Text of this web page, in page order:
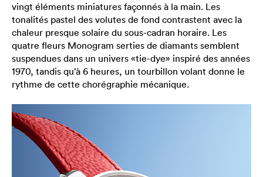
vingt éléments miniatures façonnés à la main. Les
tonalités pastel des volutes de fond contrastent avec la
chaleur presque solaire du sous-cadran horaire. Les
quatre fleurs Monogram serties de diamants semblent
suspendues dans un univers «tie-dye» inspiré des années
1970, tandis qu’à 6 heures, un tourbillon volant donne le
rythme de cette chorégraphie mécanique.